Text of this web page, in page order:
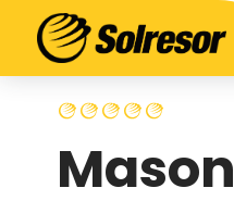
Mason